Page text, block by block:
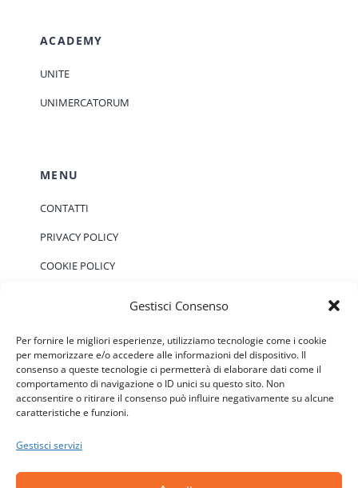
Gestisci Consenso
Per fornire le migliori esperienze, utilizziamo tecnologie come i cookie
per memorizzare e/o accedere alle informazioni del dispositivo. Il
consenso a queste tecnologie ci permetterà di elaborare dati come il
comportamento di navigazione o ID unici su questo sito. Non
acconsentire o ritirare il consenso può influire negativamente su alcune
caratteristiche e funzioni.
Gestisci servizi
ACADEMY
UNITE
UNIMERCATORUM
MENU
CONTATTI
PRIVACY POLICY
COOKIE POLICY
EVENTI
Notice
Non ci sono eventi previsti.